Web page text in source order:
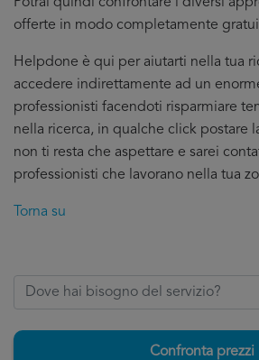
offerte in modo completamente
Helpdone è qui per aiutarti nella tua
accedere indirettamente ad un
professionisti facendoti risparmiare
nella ricerca, in qualche click postare
non ti resta che aspettare e sarei
professionisti che lavorano nella tua
Torna su
Confronta prezzi